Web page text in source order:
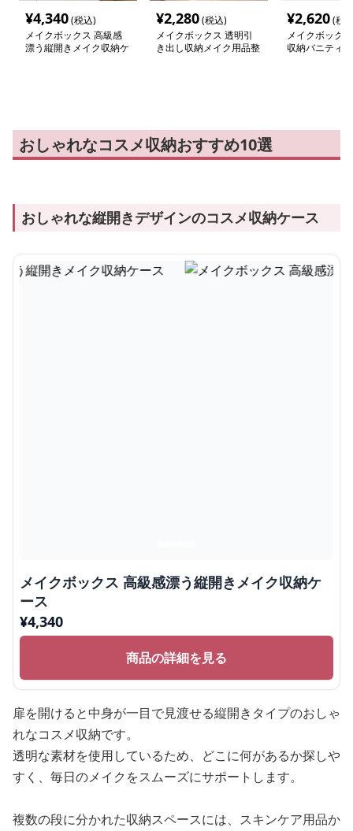
¥4,340(税込)
メイクボックス 高級感
漂う縦開きメイク収納ケ
¥2,280(税込)
メイクボックス 透明引
き出し収納メイク用品整
¥2,620(税
メイクボック
収納バニティ
おしゃれなコスメ収納おすすめ10選
おしゃれな縦開きデザインのコスメ収納ケース
メイクボックス 高級感漂う縦開きメイク収納ケ
ース
¥4,340
商品の詳細を見る
扉を開けると中身が一目で見渡せる縦開きタイプのおしゃ
れなコスメ収納です。
透明な素材を使用しているため、どこに何があるか探しや
すく、毎日のメイクをスムーズにサポートします。
複数の段に分かれた収納スペースには、スキンケア用品か